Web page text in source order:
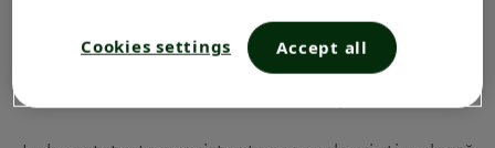
Cookies settings Accept all